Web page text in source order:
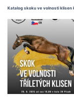
Katalog skoku ve volnosti klisen